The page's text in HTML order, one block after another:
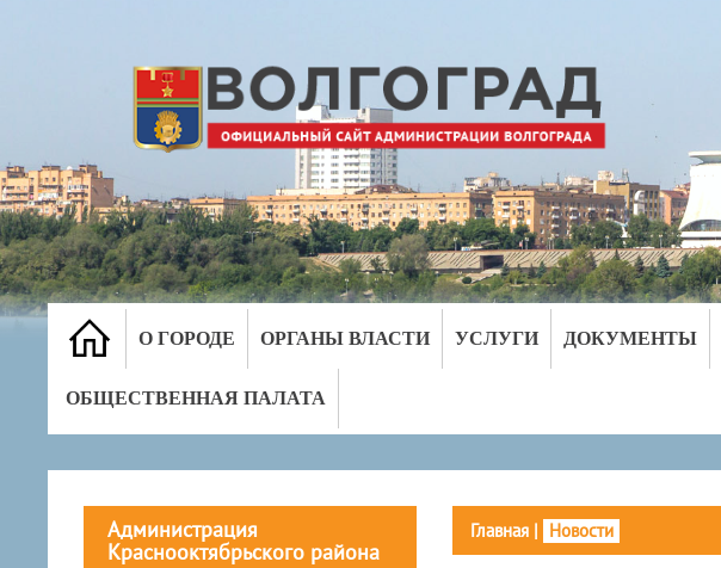
О ГОРОДЕ ОРГАНЫ ВЛАСТИ УСЛУГИ ДОКУМЕНТЫ
ОБЩЕСТВЕННАЯ ПАЛАТА
Администрация
Краснооктябрьского района
Главная| Новости